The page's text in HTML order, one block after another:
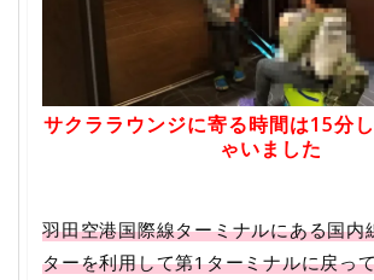
サクララウンジに寄る時間は15分
ゃいました
羽田空港国際線ターミナルにある国内
ターを利用して第1ターミナルに戻っ